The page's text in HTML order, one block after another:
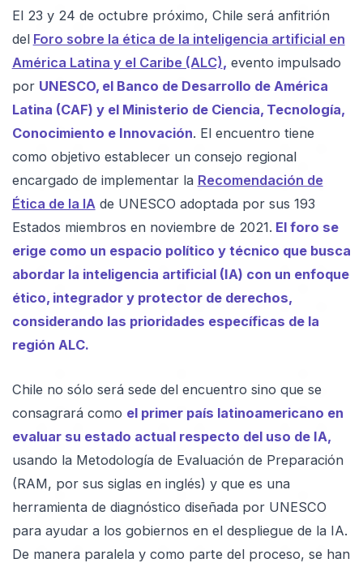
El 23 y 24 de octubre próximo, Chile será anfitrión
del Foro sobre la ética de la inteligencia artificial en
América Latina y el Caribe (ALC), evento impulsado
por UNESCO, el Banco de Desarrollo de América
Latina (CAF) y el Ministerio de Ciencia, Tecnología,
Conocimiento e Innovación. El encuentro tiene
como objetivo establecer un consejo regional
encargado de implementar la Recomendación de
Ética de la IAde UNESCO adoptada por sus 193
Estados miembros en noviembre de 2021. El foro se
erige como un espacio político y técnico que busca
abordar la inteligencia artificial (IA) con un enfoque
ético, integrador y protector de derechos,
considerando las prioridades específicas de la
región ALC.
Chile no sólo será sede del encuentro sino que se
consagrará como el primer país latinoamericano en
evaluar su estado actual respecto del uso de IA,
usando la Metodología de Evaluación de Preparación
(RAM, por sus siglas en inglés) y que es una
herramienta de diagnóstico diseñada por UNESCO
para ayudar a los gobiernos en el despliegue de la IA.
De manera paralela y como parte del proceso, se han